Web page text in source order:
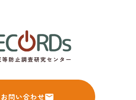
お問い合わせ